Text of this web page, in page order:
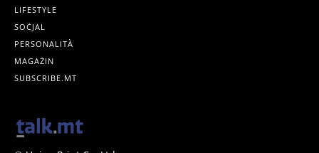
LIFESTYLE
SOĊJAL
PERSONALITÀ
MAGAŻIN
SUBSCRIBE.MT